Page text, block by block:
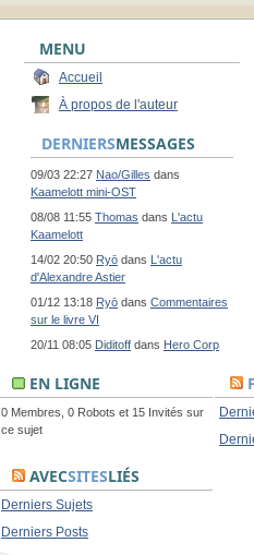
MENU
Accueil
À propos de l'auteur
DERNIERSMESSAGES
09/03 22:27 Nao/Gilles dans
Kaamelott mini-OST
08/08 11:55 Thomas dans L'actu
Kaamelott
14/02 20:50 Ryō dans L'actu
d'Alexandre Astier
01/12 13:18 Ryō dans Commentaires
sur le livre VI
20/11 08:05 Diditoff dans Hero Corp
EN LIGNE
0 Membres, 0 Robots et 15 Invités sur
ce sujet
AVECSITESLIÉS
Derniers Sujets
Derniers Posts